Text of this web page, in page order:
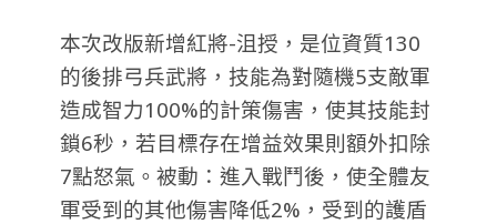
本次改版新增紅將-沮授，是位資質130
的後排弓兵武將，技能為對隨機5支敵軍
造成智力100%的計策傷害，使其技能封
鎖6秒，若目標存在增益效果則額外扣除
7點怒氣。被動：進入戰鬥後，使全體友
軍受到的其他傷害降低2%，受到的護盾